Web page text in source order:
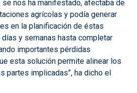
se nos ha manifestado, afectaba de
agrícolas y podía generar
en la planificación de éstas
y semanas hasta completar
importantes pérdidas
esta solución permite alinear los
partes implicadas”, ha dicho el